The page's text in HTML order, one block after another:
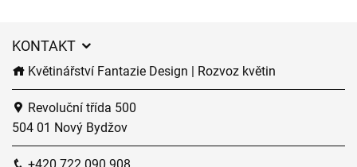
KONTAKT
Květinářství Fantazie Design | Rozvoz květin
Revoluční třída 500
504 01 Nový Bydžov